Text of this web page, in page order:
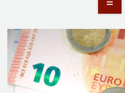
ACTUALITÉS
JURIDIQUE
LA CCA-GE